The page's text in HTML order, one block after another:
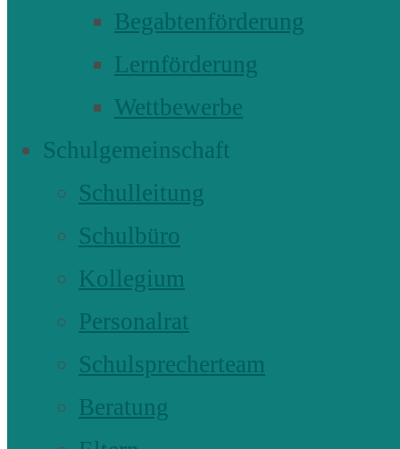
Begabtenförderung
Lernförderung
Wettbewerbe
Schulgemeinschaft
Schulleitung
Schulbüro
Kollegium
Personalrat
Schulsprecherteam
Beratung